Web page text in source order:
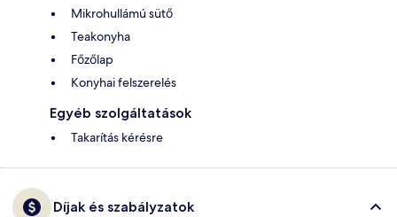
Mikrohullámú sütő
Teakonyha
Főzőlap
Konyhai felszerelés
Egyéb szolgáltatások
Takarítás kérésre
Díjak és szabályzatok